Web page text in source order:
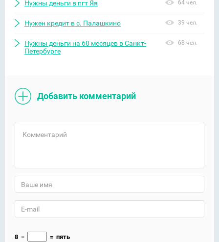
Нужны деньги в пгт Яя 64 чел.
Нужен кредит в с. Палашкино 39 чел.
Нужны деньги на 60 месяцев в Санкт-
Петербурге
68 чел.
Добавить комментарий
8 − = пять